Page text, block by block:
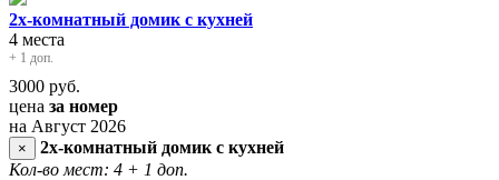
2х-комнатный домик с кухней
4 места
+ 1 доп.
3000 руб.
цена за номер
на Август 2026
×
2х-комнатный домик с кухней
Кол-во мест: 4 + 1 доп.